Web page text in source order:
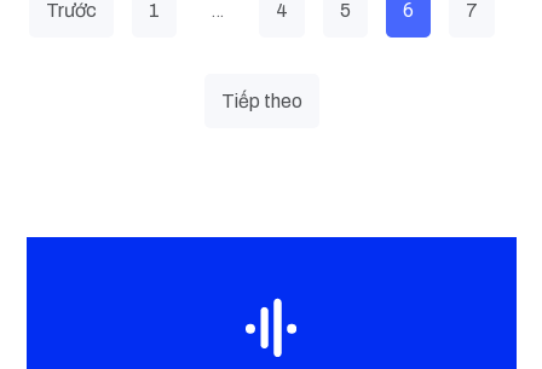
Trước 1 … 4 5 6 7
Tiếp theo